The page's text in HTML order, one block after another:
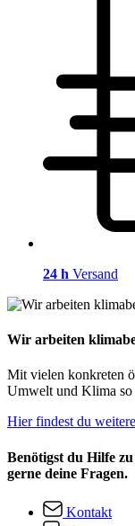
24 h Versand
Wir arbeiten
Mit vielen konkreten
Umwelt und Klima so
Hier findest du
Benötigst du Hilfe
gerne deine Fragen.
Kontakt